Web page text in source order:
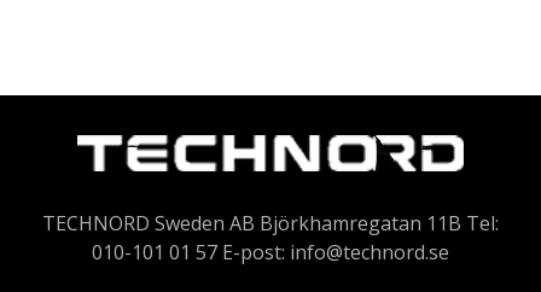
TECHNORD Sweden AB Björkhamregatan 11B Tel:
010-101 01 57 E-post: info@technord.se